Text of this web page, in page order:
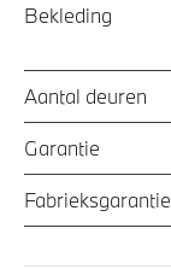
Bekleding
Aantal deuren
Garantie
Fabrieksgarantie